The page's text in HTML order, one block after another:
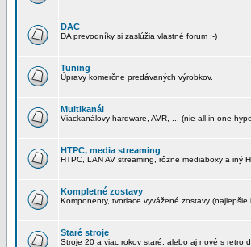
DAC
DA prevodníky si zaslúžia vlastné forum :-)
Tuning
Úpravy komerčne predávaných výrobkov.
Multikanál
Viackanálovy hardware, AVR, ... (nie all-in-one
HTPC, media streaming
HTPC, LAN AV streaming, rôzne mediaboxy a iný
Kompletné zostavy
Komponenty, tvoriace vyvážené zostavy
Staré stroje
Stroje 20 a viac rokov staré, alebo aj nové s retro